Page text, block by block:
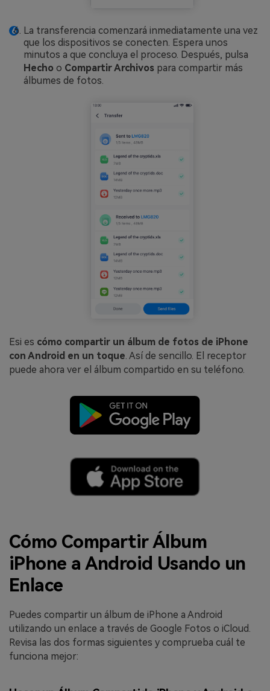
La transferencia comenzará inmediatamente una vez
que los dispositivos se conecten. Espera unos
minutos a que concluya el proceso. Después, pulsa
Hecho o Compartir Archivos para compartir más
álbumes de fotos.
Esi es cómo compartir un álbum de fotos de iPhone
con Android en un toque. Así de sencillo. El receptor
puede ahora ver el álbum compartido en su teléfono.
Cómo Compartir Álbum
iPhone a Android Usando un
Enlace
Puedes compartir un álbum de iPhone a Android
utilizando un enlace a través de Google Fotos o iCloud.
Revisa las dos formas siguientes y comprueba cuál te
funciona mejor: